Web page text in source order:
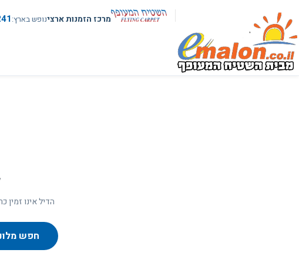
מרכז הזמנות ארצינופש בארץ
הדיל אינו זמין
חפש